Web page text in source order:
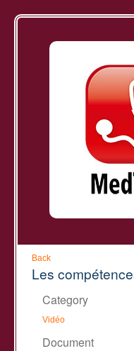
Back
Les
Category
Vidéo
Document